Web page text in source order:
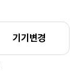
기기변경